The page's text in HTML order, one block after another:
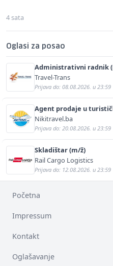
4 sata
Oglasi za posao
Administrativni radnik
Travel-Trans
Prijava do: 08.08.2026. u 23:59
Agent prodaje u
Nikitravel.ba
Prijava do: 20.08.2026. u 23:59
Skladištar (m/ž)
Rail Cargo Logistics
Prijava do: 12.08.2026. u 23:59
Početna
Impressum
Kontakt
Oglašavanje